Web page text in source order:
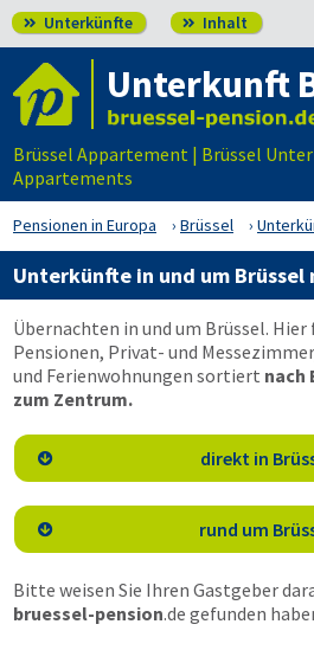
 Unterkünfte  Inhalt
Unterkunft
Brüssel Appartement | Brüssel
Appartements
Pensionen in Europa Brüssel
Unterkünfte in und um Brüssel
Übernachten in und um Brüssel. Hier
Pensionen, Privat- und
und Ferienwohnungen sortiert nach
zum Zentrum.
 direkt in
 rund um
Bitte weisen Sie Ihren Gastgeber
bruessel-pension.de gefunden